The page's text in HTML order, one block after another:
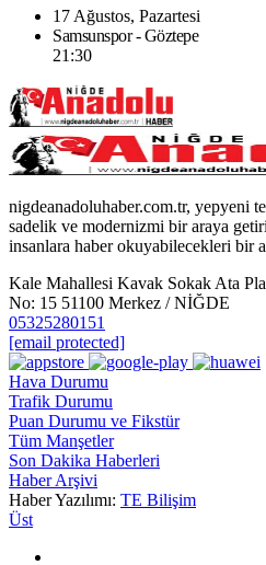
17 Ağustos, Pazartesi
Samsunspor - Göztepe
21:30
nigdeanadoluhaber.com.tr, yepyeni
sadelik ve modernizmi bir araya
insanlara haber okuyabilecekleri bir
Kale Mahallesi Kavak Sokak Ata
No: 15 51100 Merkez / NİĞDE
05325280151
[email protected]
Hava Durumu
Trafik Durumu
Puan Durumu ve Fikstür
Tüm Manşetler
Son Dakika Haberleri
Haber Arşivi
Haber Yazılımı: TE Bilişim
Üst